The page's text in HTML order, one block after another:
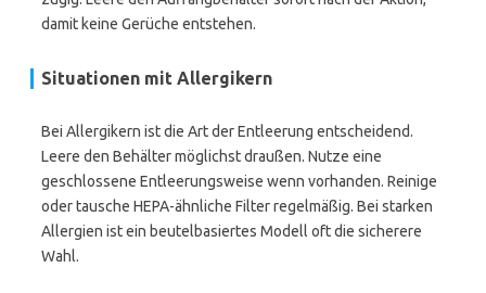
damit keine Gerüche entstehen.
Situationen mit Allergikern
Bei Allergikern ist die Art der Entleerung entscheidend.
Leere den Behälter möglichst draußen. Nutze eine
geschlossene Entleerungsweise wenn vorhanden. Reinige
oder tausche HEPA-ähnliche Filter regelmäßig. Bei starken
Allergien ist ein beutelbasiertes Modell oft die sicherere
Wahl.